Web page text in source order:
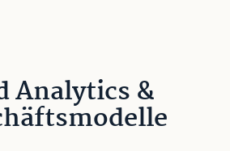
Analytics &